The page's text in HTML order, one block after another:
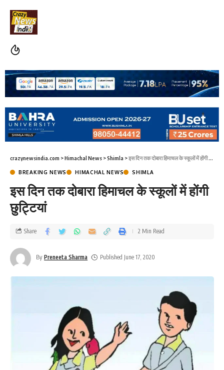
crazynewsindia.com >Himachal News >Shimla >इस दिन तक दोबारा हिमाचल के स्कूलों में होंगी छुट्टियां
BREAKING NEWS HIMACHAL NEWS SHIMLA
इस दिन तक दोबारा हिमाचल के स्कूलों में होंगी
छुट्टियां
By Preneeta Sharma Published June 17, 2020
Share 2 Min Read